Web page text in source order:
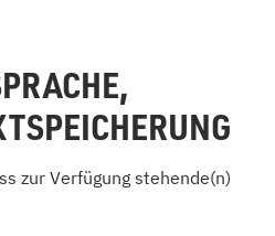
zur Verfügung stehende(n)